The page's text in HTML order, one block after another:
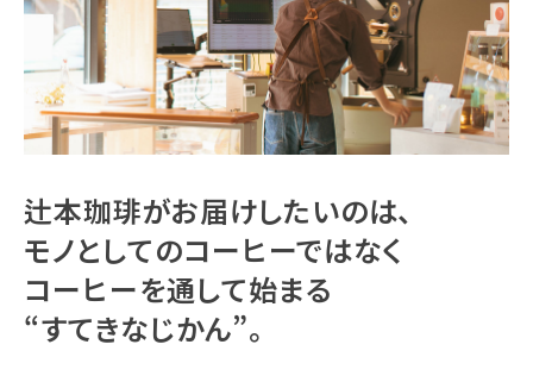
辻本珈琲がお届けしたいのは、
モノとしてのコーヒーではなく
コーヒーを通して始まる
“すてきなじかん”。